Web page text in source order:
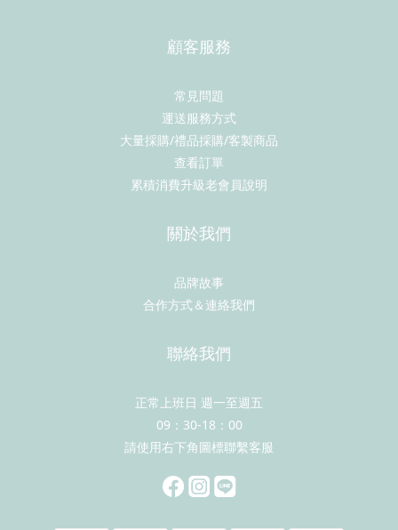
顧客服務
常見問題
運送服務方式
大量採購/禮品採購/客製商品
查看訂單
累積消費升級老會員說明
關於我們
品牌故事
合作方式＆連絡我們
聯絡我們
正常上班日 週一至週五
09：30-18：00
請使用右下角圖標聯繫客服